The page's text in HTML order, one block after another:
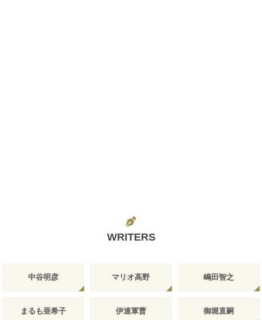
WRITERS
中谷明彦 マリオ高野 嶋田智之
まるも亜希子 伊達軍曹 御堀直嗣